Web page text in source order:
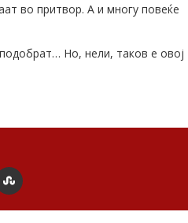
во притвор. А и многу повеќе
Но, нели, таков е овој